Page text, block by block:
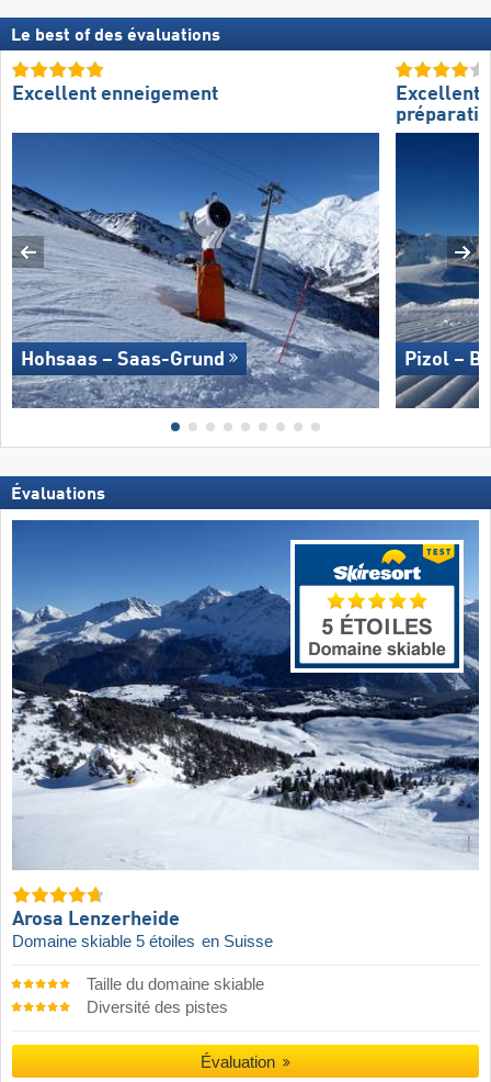
Le best of des évaluations
Excellent enneigement
Hohsaas – Saas-Grund
Excellente
Pizol –
Évaluations
Arosa Lenzerheide
Domaine skiable 5 étoiles en Suisse
Taille du domaine skiable
Diversité des pistes
Évaluation